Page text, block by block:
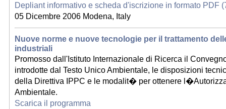
Depliant informativo e scheda d'iscrizione in formato PDF
05 Dicembre 2006 Modena, Italy
Nuove norme e nuove tecnologie per il trattamento
industriali
Promosso dall'Istituto Internazionale di Ricerca il
introdotte dal Testo Unico Ambientale, le disposizioni
della Direttiva IPPC e le modalit� per ottenere
Ambientale.
Scarica il programma